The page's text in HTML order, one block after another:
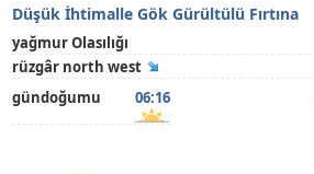
Düşük İhtimalle Gök Gürültülü Fırtına
yağmur Olasılığı
rüzgâr north west
gündoğumu
06:16